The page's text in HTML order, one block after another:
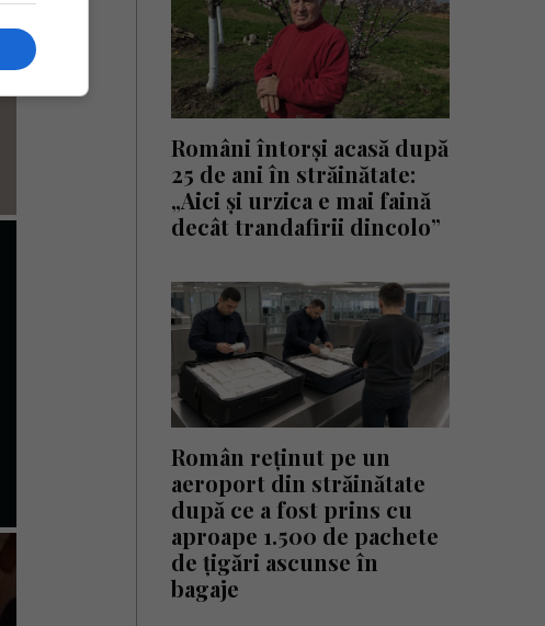
Români întorși acasă după
25 de ani în străinătate:
„Aici și urzica e mai faină
decât trandafirii dincolo”
Român reținut pe un
aeroport din străinătate
după ce a fost prins cu
aproape 1.500 de pachete
de țigări ascunse în
bagaje